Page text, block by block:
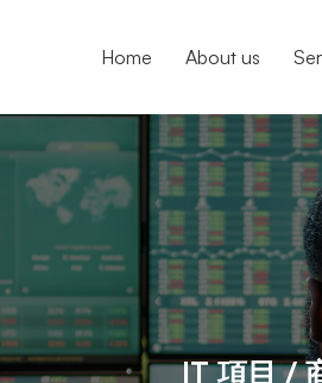
Home About us
IT 項目 /